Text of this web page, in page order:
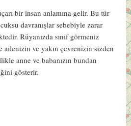
bir insan anlamına gelir. Bu tür
davranışlar sebebiyle zarar
Rüyanızda sınıf görmeniz
ailenizin ve yakın çevrenizin sizden
anne ve babanızın bundan
gösterir.